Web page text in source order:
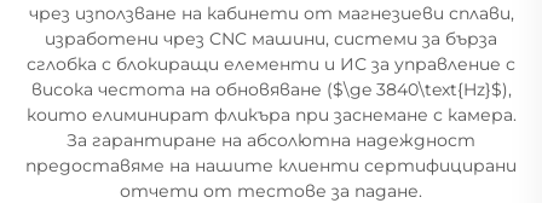
чрез използване на кабинети от магнезиеви сплави,
изработени чрез CNC машини, системи за бърза
сглобка с блокиращи елементи и ИС за управление с
висока честота на обновяване ($\ge 3840\text{Hz}$),
които елиминират фликъра при заснемане с камера.
За гарантиране на абсолютна надеждност
предоставяме на нашите клиенти сертифицирани
отчети от тестове за падане.